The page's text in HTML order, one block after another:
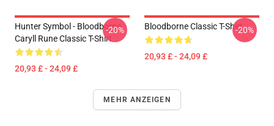
Hunter Symbol - Bloodborne
Caryll Rune Classic T-Shirt
20,93 £ - 24,09 £
-20% Bloodborne Classic T-Shirt
20,93 £ - 24,09 £
-20%
MEHR ANZEIGEN